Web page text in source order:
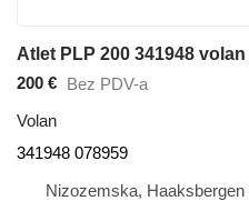
200 € Bez PDV-a
Volan
341948 078959
Nizozemska, Haaksbergen